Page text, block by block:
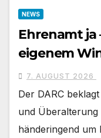
NEWS
Ehrenamt ja
eigenem
7. AUGUST 2026
Der DARC
und Überalterung
händeringend um